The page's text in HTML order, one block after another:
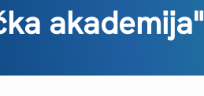
akademija"